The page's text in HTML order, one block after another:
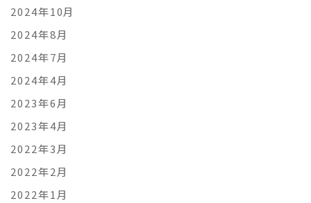
2024年10月
2024年8月
2024年7月
2024年4月
2023年6月
2023年4月
2022年3月
2022年2月
2022年1月